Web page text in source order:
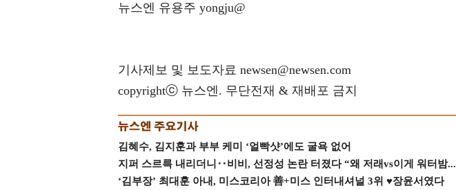
뉴스엔 유용주 yongju@
기사제보 및 보도자료 newsen@newsen.com
copyrightⓒ 뉴스엔. 무단전재 & 재배포 금지
김혜수, 김지훈과 부부 케미 ‘얼빡샷’에도 굴욕 없어
지퍼 스르륵 내리더니‥비비, 선정성 논란 터졌다 “왜 저래vs이게 워터밤...
‘김부장’ 최대훈 아내, 미스코리아 善+미스 인터내셔널 3위 ♥장윤서였다